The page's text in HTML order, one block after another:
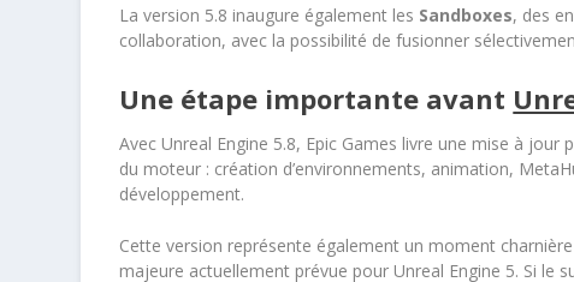
La version 5.8 inaugure également les Sandboxes, des
collaboration, avec la possibilité de fusionner
Une étape importante avant
Avec Unreal Engine 5.8, Epic Games livre une mise à
du moteur : création d’environnements, animation,
développement.
Cette version représente également un moment charnière
majeure actuellement prévue pour Unreal Engine 5. Si le